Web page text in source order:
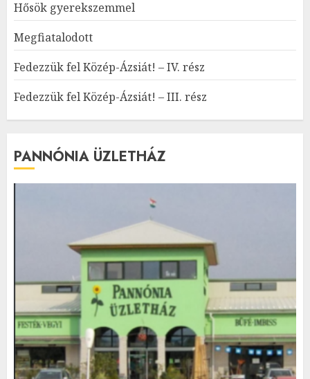
Hősök gyerekszemmel
Megfiatalodott
Fedezzük fel Közép-Ázsiát! – IV. rész
Fedezzük fel Közép-Ázsiát! – III. rész
PANNÓNIA ÜZLETHÁZ